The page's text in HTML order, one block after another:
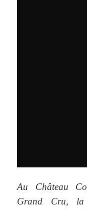
Au Château
Grand Cru, la